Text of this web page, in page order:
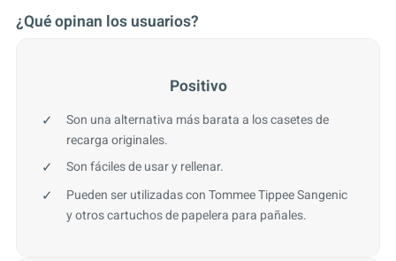
¿Qué opinan los usuarios?
Positivo
Son una alternativa más barata a los casetes de
recarga originales.
Son fáciles de usar y rellenar.
Pueden ser utilizadas con Tommee Tippee Sangenic
y otros cartuchos de papelera para pañales.